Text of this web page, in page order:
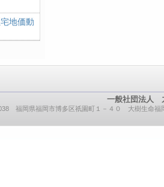
地価動
一般社団法人
福岡県福岡市博多区祇園町１－４０ 大樹生命